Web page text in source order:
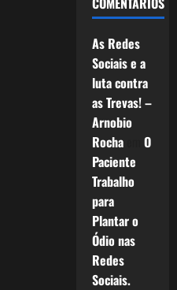
As Redes
Sociais e a
luta contra
as Trevas! –
Arnobio
Rochaem O
Paciente
Trabalho
para
Plantar o
Ódio nas
Redes
Sociais.